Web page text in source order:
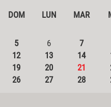
DOM LUN MAR
5
6 7
12
13 14
19
20 21
26
27 28